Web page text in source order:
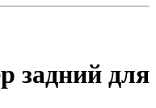
задний для